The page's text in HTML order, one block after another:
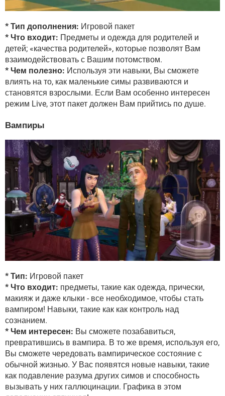
* Тип дополнения: Игровой пакет
* Что входит: Предметы и одежда для родителей и
детей; «качества родителей», которые позволят Вам
взаимодействовать с Вашим потомством.
* Чем полезно: Используя эти навыки, Вы сможете
влиять на то, как маленькие симы развиваются и
становятся взрослыми. Если Вам особенно интересен
режим Live, этот пакет должен Вам прийтись по душе.
Вампиры
* Тип: Игровой пакет
* Что входит: предметы, такие как одежда, прически,
макияж и даже клыки - все необходимое, чтобы стать
вампиром! Навыки, такие как как контроль над
сознанием.
* Чем интересен: Вы сможете позабавиться,
превратившись в вампира. В то же время, используя его,
Вы сможете чередовать вампирическое состояние с
обычной жизнью. У Вас появятся новые навыки, такие
как подавление разума других симов и способность
вызывать у них галлюцинации. Графика в этом